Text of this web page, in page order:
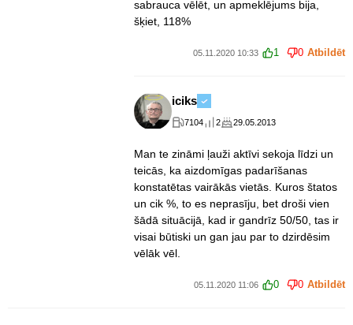
sabrauca vēlēt, un apmeklējums bija,
šķiet, 118%
05.11.2020 10:33 1 0 Atbildēt
iciks
7104 2 29.05.2013
Man te zināmi ļauži aktīvi sekoja līdzi un
teicās, ka aizdomīgas padarīšanas
konstatētas vairākās vietās. Kuros štatos
un cik %, to es neprasīju, bet droši vien
šādā situācijā, kad ir gandrīz 50/50, tas ir
visai būtiski un gan jau par to dzirdēsim
vēlāk vēl.
05.11.2020 11:06 0 0 Atbildēt